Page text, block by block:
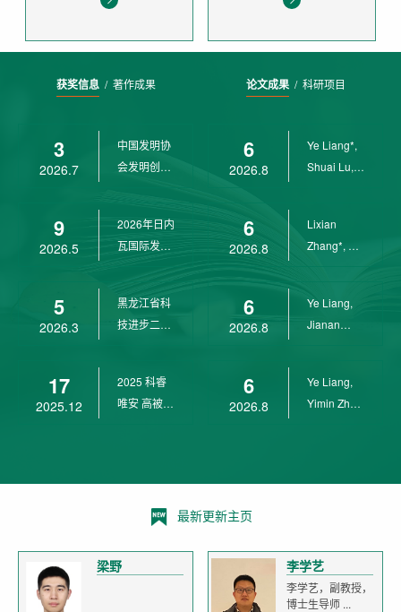
获奖信息/ 著作成果
3
2026.7
中国发明协
会发明创业
9
2026.5
2026年日内
瓦国际发明
5
2026.3
黑龙江省科
技进步二等
17
2025.12
2025 科睿
唯安 高被引
论文成果/ 科研项目
6
2026.8
Ye Liang*,
Shuai Lu,
6
2026.8
Lixian
Zhang*, Ye
6
2026.8
Ye Liang,
Jianan
6
2026.8
Ye Liang,
Yimin Zhu,
最新更新主页
梁野 李学艺
李学艺，副教授，
博士生导师 ...